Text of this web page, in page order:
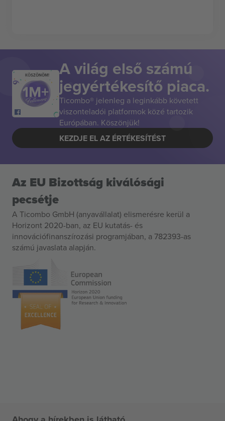
KÖSZÖNÖM! A világ első számú
jegyértékesítő piaca.
Ticombo® jelenleg a leginkább követett
viszonteladói platformok közé tartozik
Európában. Köszönjük!
KEZDJE EL AZ ÉRTÉKESÍTÉST
Az EU Bizottság kiválósági
pecsétje
A Ticombo GmbH (anyavállalat) elismerésre kerül a
Horizont 2020-ban, az EU kutatás- és
innovációfinanszírozási programjában, a 782393-as
számú javaslata alapján.